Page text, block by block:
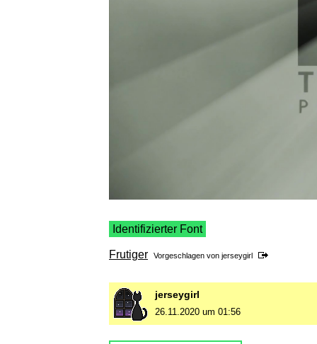
Identifizierter Font
Frutiger Vorgeschlagen von jerseygirl
jerseygirl
26.11.2020 um 01:56